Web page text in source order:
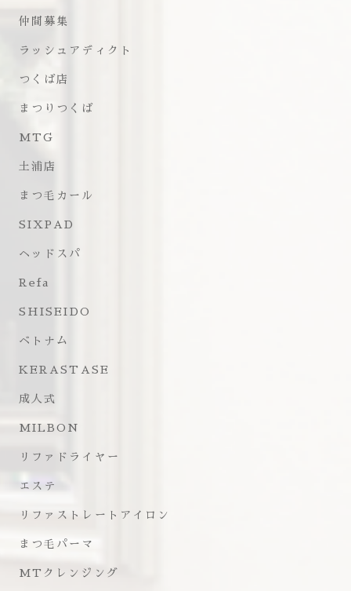
仲間募集
ラッシュアディクト
つくば店
まつりつくば
MTG
土浦店
まつ毛カール
SIXPAD
ヘッドスパ
Refa
SHISEIDO
ベトナム
KERASTASE
成人式
MILBON
リファドライヤー
エステ
リファストレートアイロン
まつ毛パーマ
MTクレンジング